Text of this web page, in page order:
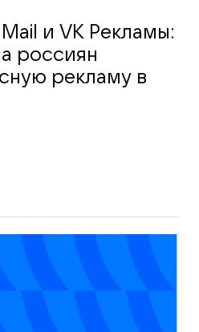
и VK Рекламы:
россиян
рекламу в